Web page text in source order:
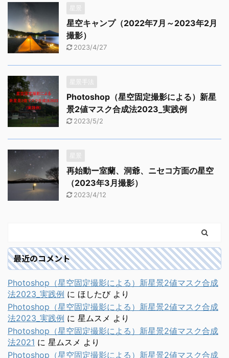
星景
星空キャンプ（2022年7月～2023年2月
撮影）
2023/4/27
星景手法
Photoshop（星空固定撮影による）新星
景2値マスク合成法2023_実践例
2023/5/2
星景
再始動ー室蘭、洞爺、ニセコ方面の星空
（2023年3月撮影）
2023/4/12
最近のコメント
Photoshop（星空固定撮影による）新星景2値マスク合成
法2023_実践例 に ほしたびより
Photoshop（星空固定撮影による）新星景2値マスク合成
法2023_実践例 に 星ムスメ より
Photoshop（星空固定撮影による）新星景2値マスク合成
法2021 に 星ムスメ より
Photoshop（星空固定撮影による）新星景2値マスク合成